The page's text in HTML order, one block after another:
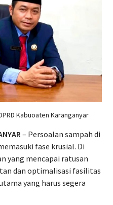
Kabuoaten Karanganyar
– Persoalan sampah di
fase krusial. Di
yang mencapai ratusan
dan optimalisasi fasilitas
yang harus segera